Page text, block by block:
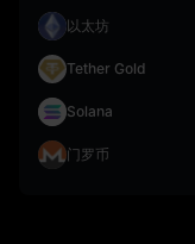
以太坊
Tether Gold
Solana
门罗币